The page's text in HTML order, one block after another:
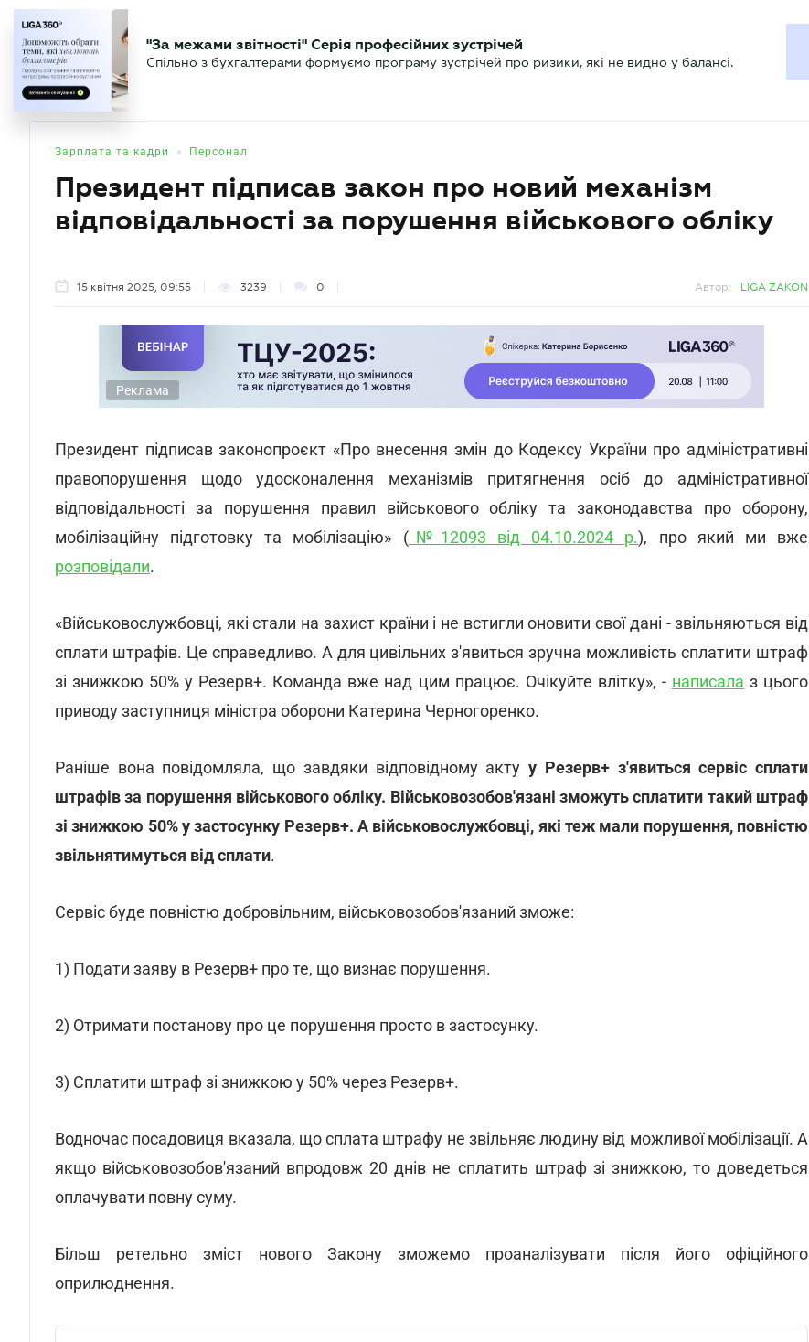
БУХГАЛТЕР Новини Аналітика Календар Актуально
"За межами звітності" Серія професійних зустрічей
Спільно з бухгалтерами формуємо програму зустрічей про ризики, які не видно у балансі.
Зарплата та кадри • Персонал
Президент підписав закон про новий механізм
відповідальності за порушення військового обліку
15 квітня 2025, 09:55 3239 0 Автор: LIGA ZAKON
Реклама
Президент підписав законопроєкт «Про внесення змін до Кодексу України про адміністративні
правопорушення щодо удосконалення механізмів притягнення осіб до адміністративної
відповідальності за порушення правил військового обліку та законодавства про оборону,
мобілізаційну підготовку та мобілізацію» (№12093 від 04.10.2024 р.), про який ми вже
розповідали.
«Військовослужбовці, які стали на захист країни і не встигли оновити свої дані - звільняються від
сплати штрафів. Це справедливо. А для цивільних з'явиться зручна можливість сплатити штраф
зі знижкою 50% у Резерв+. Команда вже над цим працює. Очікуйте влітку», - написала з цього
приводу заступниця міністра оборони Катерина Черногоренко.
Раніше вона повідомляла, що завдяки відповідному актуу Резерв+ з'явиться сервіс сплати
штрафів за порушення військового обліку. Військовозобов'язані зможуть сплатити такий штраф
зі знижкою 50% у застосунку Резерв+. А військовослужбовці, які теж мали порушення, повністю
звільнятимуться від сплати.
Сервіс буде повністю добровільним, військовозобов'язаний зможе:
1) Подати заяву в Резерв+ про те, що визнає порушення.
2) Отримати постанову про це порушення просто в застосунку.
3) Сплатити штраф зі знижкою у 50% через Резерв+.
Водночас посадовиця вказала, що сплата штрафу не звільняє людину від можливої мобілізації. А
якщо військовозобов'язаний впродовж 20 днів не сплатить штраф зі знижкою, то доведеться
оплачувати повну суму.
Більш ретельно зміст нового Закону зможемо проаналізувати після його офіційного
оприлюднення.